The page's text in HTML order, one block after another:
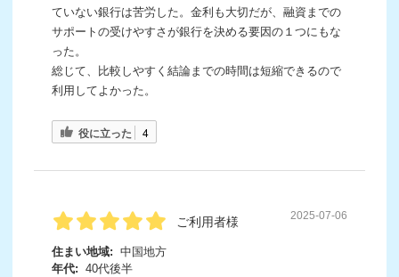
ていない銀行は苦労した。金利も大切だが、融資までの
サポートの受けやすさが銀行を決める要因の１つにもな
った。
総じて、比較しやすく結論までの時間は短縮できるので
利用してよかった。
役に立った 4
ご利用者様 2025-07-06
住まい地域: 中国地方
年代: 40代後半